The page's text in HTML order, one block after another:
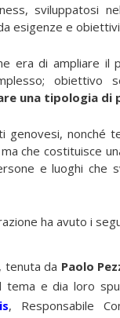
sviluppatosi
esigenze e
era di ampliare il
obiettivo
una tipologia
nonché
che costituisce
e luoghi che
ha avuto i
tenuta da Paolo
tema e dia loro
, Responsabile